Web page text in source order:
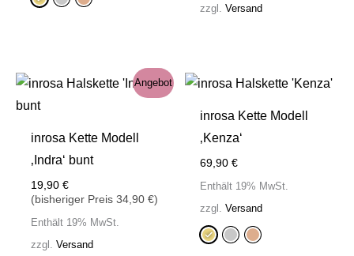
zzgl.Versand
Angebot
inrosa Kette Modell
‚Indra‘ bunt
19,90€
(bisheriger Preis34,90€)
Enthält 19% MwSt.
zzgl.Versand
inrosa Kette Modell
‚Kenza‘
69,90€
Enthält 19% MwSt.
zzgl.Versand